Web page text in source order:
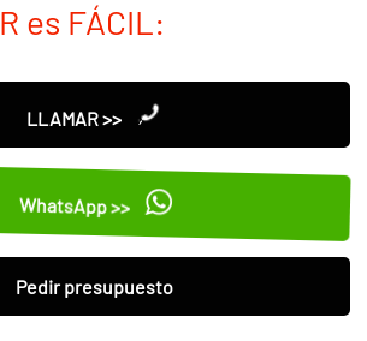
es FÁCIL:
LLAMAR >>
WhatsApp >>
Pedir presupuesto